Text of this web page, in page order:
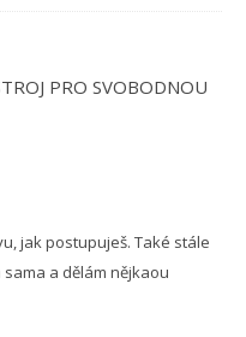
PRO SVOBODNOU
jak postupuješ. Také stále
a dělám nějkaou